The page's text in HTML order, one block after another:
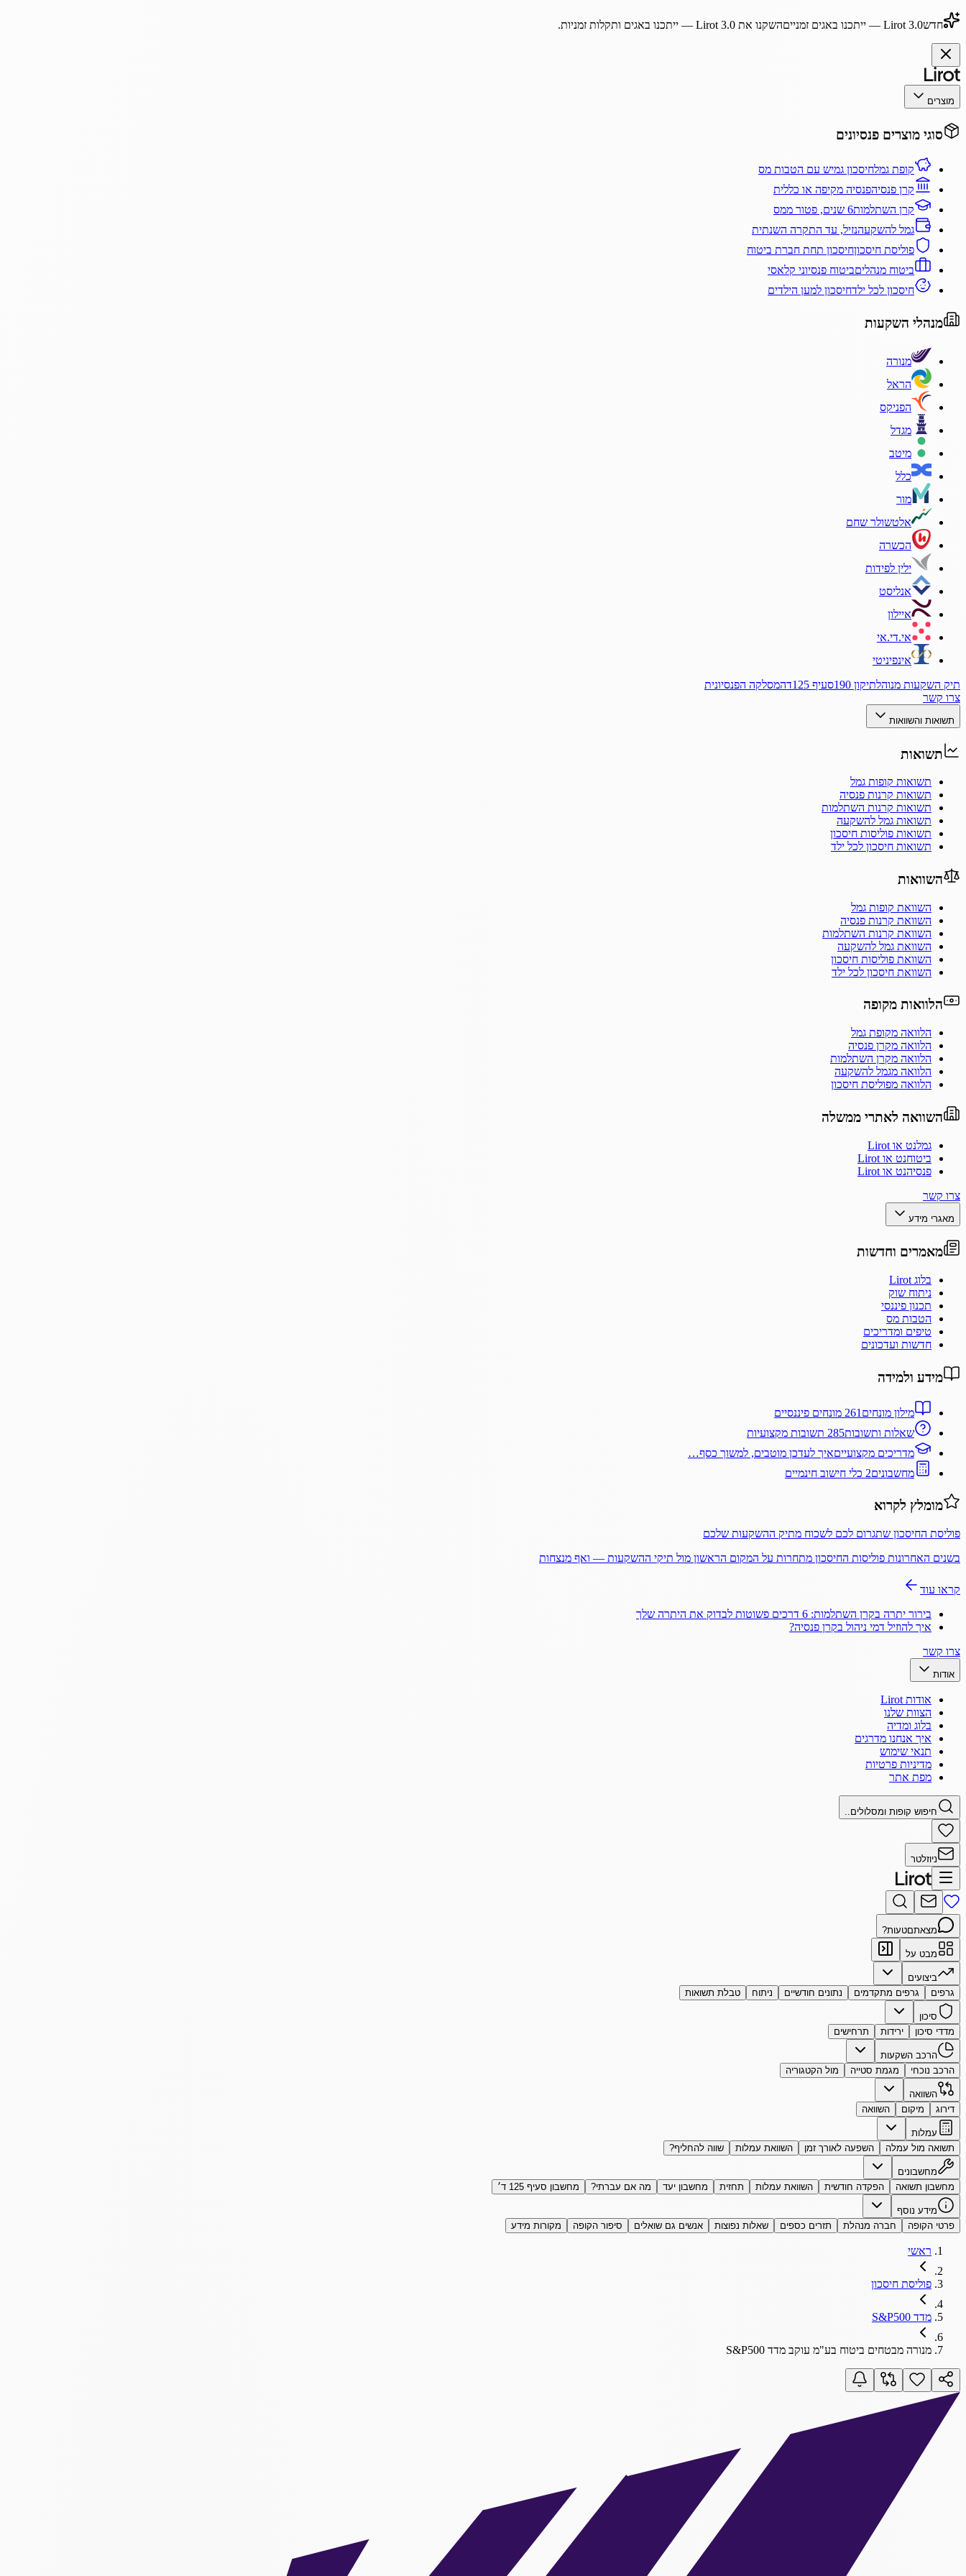
חדשLirot 3.0 — ייתכנו באגים זמנייםהשקנו את Lirot 3.0 — ייתכנו באגים ותקלות זמניות.
מוצרים
סוגי מוצרים פנסיונים
קופת גמלחיסכון גמיש עם הטבות מס
קרן פנסיהפנסיה מקיפה או כללית
קרן השתלמות6 שנים, פטור ממס
גמל להשקעהנזיל, עד התקרה השנתית
פוליסת חיסכוןחיסכון תחת חברת ביטוח
ביטוח מנהליםביטוח פנסיוני קלאסי
חיסכון לכל ילדחיסכון למען הילדים
מנהלי השקעות
מנורה
הראל
הפניקס
מגדל
מיטב
כלל
מור
אלטשולר שחם
הכשרה
ילין לפידות
אנליסט
איילון
אי.די.אי
אינפיניטי
תיק השקעות מנוהלתיקון 190 סעיף 125ד
המסלקה הפנסיונית
צרו קשר
תשואות והשוואות
תשואות
תשואות קופות גמל
תשואות קרנות פנסיה
תשואות קרנות השתלמות
תשואות גמל להשקעה
תשואות פוליסות חיסכון
תשואות חיסכון לכל ילד
השוואות
השוואת קופות גמל
השוואת קרנות פנסיה
השוואת קרנות השתלמות
השוואת גמל להשקעה
השוואת פוליסות חיסכון
השוואת חיסכון לכל ילד
הלוואות מקופה
הלוואה מקופת גמל
הלוואה מקרן פנסיה
הלוואה מקרן השתלמות
הלוואה מגמל להשקעה
הלוואה מפוליסת חיסכון
השוואה לאתרי ממשלה
גמלנט או Lirot
ביטוחנט או Lirot
פנסיהנט או Lirot
צרו קשר
מאגרי מידע
מאמרים וחדשות
בלוג Lirot
ניתוח שוק
תכנון פיננסי
הטבות מס
טיפים ומדריכים
חדשות ועדכונים
מידע ולמידה
מילון מונחים 261 מונחים פיננסיים
שאלות ותשובות285 תשובות מקצועיות
מדריכים מקצועייםאיך לעדכן מוטבים, למשוך כסף…
מחשבונים2 כלי חישוב חינמיים
מומלץ לקרוא
פוליסת החיסכון שתגרום לכם לשכוח מתיק ההשקעות שלכם
בשנים האחרונות פוליסות החיסכון מתחרות על המקום הראשון מול תיקי ההשקעות — ואף מנצחות
קראו עוד
בירור יתרה בקרן השתלמות: 6 דרכים פשוטות לבדוק את היתרה שלך
איך להוזיל דמי ניהול בקרן פנסיה?
צרו קשר
אודות
אודות Lirot
הצוות שלנו
בלוג ומדיה
איך אנחנו מדרגים
תנאי שימוש
מדיניות פרטיות
מפת אתר
חיפוש קופות ומסלולים..
ניוזלטר
מצאתםטעות?
מבט על
ביצועים
גרפים
גרפים מתקדמים נתונים חודשיים ניתוח טבלת תשואות
סיכון
מדדי סיכון
ירידות תרחישים
הרכב השקעות
הרכב נוכחי
מגמת סטייה מול הקטגוריה
השוואה
דירוג
מיקום השוואה
עמלות
תשואה מול עמלה
השפעה לאורך זמן השוואת עמלות שווה להחליף?
מחשבונים
מחשבון תשואה
הפקדה חודשית השוואת עמלות תחזית מחשבון יעד מה אם עברתי? מחשבון סעיף 125 ד׳
מידע נוסף
פרטי הקופה
חברה מנהלת תזרים כספים שאלות נפוצות אנשים גם שואלים סיפור הקופה מקורות מידע
ראשי
פוליסת חיסכון
מדד S&P500
מנורה מבטחים ביטוח בע"מ עוקב מדד S&P500